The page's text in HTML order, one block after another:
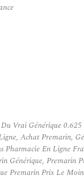
Vrai Générique
Achat Premarin,
Pharmacie En Ligne
Générique,
Premarin Prix Le